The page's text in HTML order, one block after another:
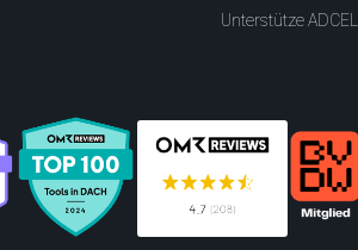
Unterstütze ADCELL